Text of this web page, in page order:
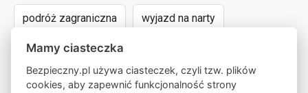
podróż zagraniczna wyjazd na narty
assistance dla aut powyżej 15 lat
następstwa nieszczęśliwych wypadków
Mamy ciasteczka
Bezpieczny.pl używa ciasteczek, czyli tzw. plików
cookies, aby zapewnić funkcjonalność strony